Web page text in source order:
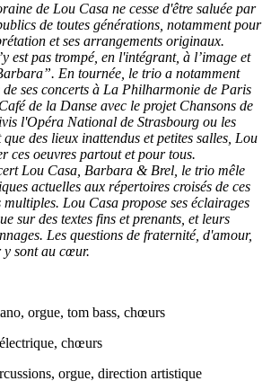
de Lou Casa ne cesse d'être saluée par
de toutes générations, notamment pour
et ses arrangements originaux.
est pas trompé, en l'intégrant, à l’image et
En tournée, le trio a notamment
ses concerts à La Philharmonie de Paris
de la Danse avec le projet Chansons de
l'Opéra National de Strasbourg ou les
des lieux inattendus et petites salles, Lou
ces oeuvres partout et pour tous.
Lou Casa, Barbara & Brel, le trio mêle
actuelles aux répertoires croisés de ces
Lou Casa propose ses éclairages
sur des textes fins et prenants, et leurs
Les questions de fraternité, d'amour,
sont au cœur.
orgue, tom bass, chœurs
chœurs
orgue, direction artistique